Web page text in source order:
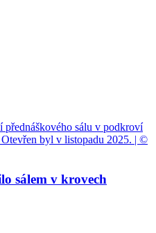
sálem v krovech